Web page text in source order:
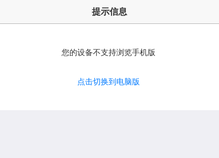
提示信息
您的设备不支持浏览手机版
点击切换到电脑版